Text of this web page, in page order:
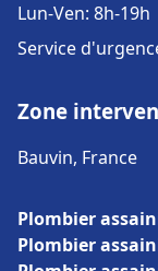
Lun-Ven: 8h-19h
Service
Zone
Bauvin, France
Plombier
Plombier